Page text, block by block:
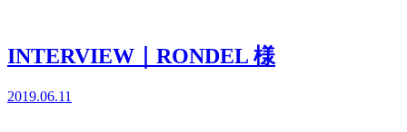
INTERVIEW｜RONDEL 様
2019.06.11